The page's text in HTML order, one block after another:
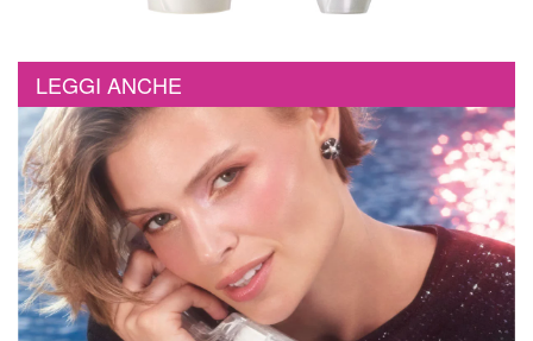
LEGGI ANCHE